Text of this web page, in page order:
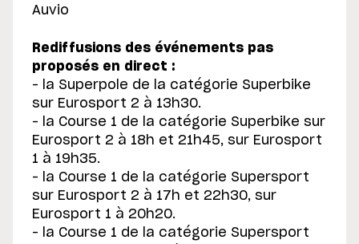
Auvio
Rediffusions des événements pas
proposés en direct :
– la Superpole de la catégorie Superbike
sur Eurosport 2 à 13h30.
– la Course 1 de la catégorie Superbike sur
Eurosport 2 à 18h et 21h45, sur Eurosport
1 à 19h35.
– la Course 1 de la catégorie Supersport
sur Eurosport 2 à 17h et 22h30, sur
Eurosport 1 à 20h20.
– la Course 1 de la catégorie Supersport